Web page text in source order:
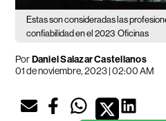
Estas son consideradas las
confiabilidad en el 2023 Oficinas
PorDaniel Salazar Castellanos
01 de noviembre, 2023 | 02:00 AM